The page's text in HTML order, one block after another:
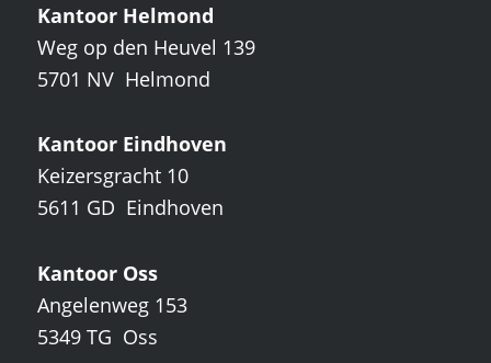
Kantoor Helmond
Weg op den Heuvel 139
5701 NV Helmond
Kantoor Eindhoven
Keizersgracht 10
5611 GD Eindhoven
Kantoor Oss
Angelenweg 153
5349 TG Oss